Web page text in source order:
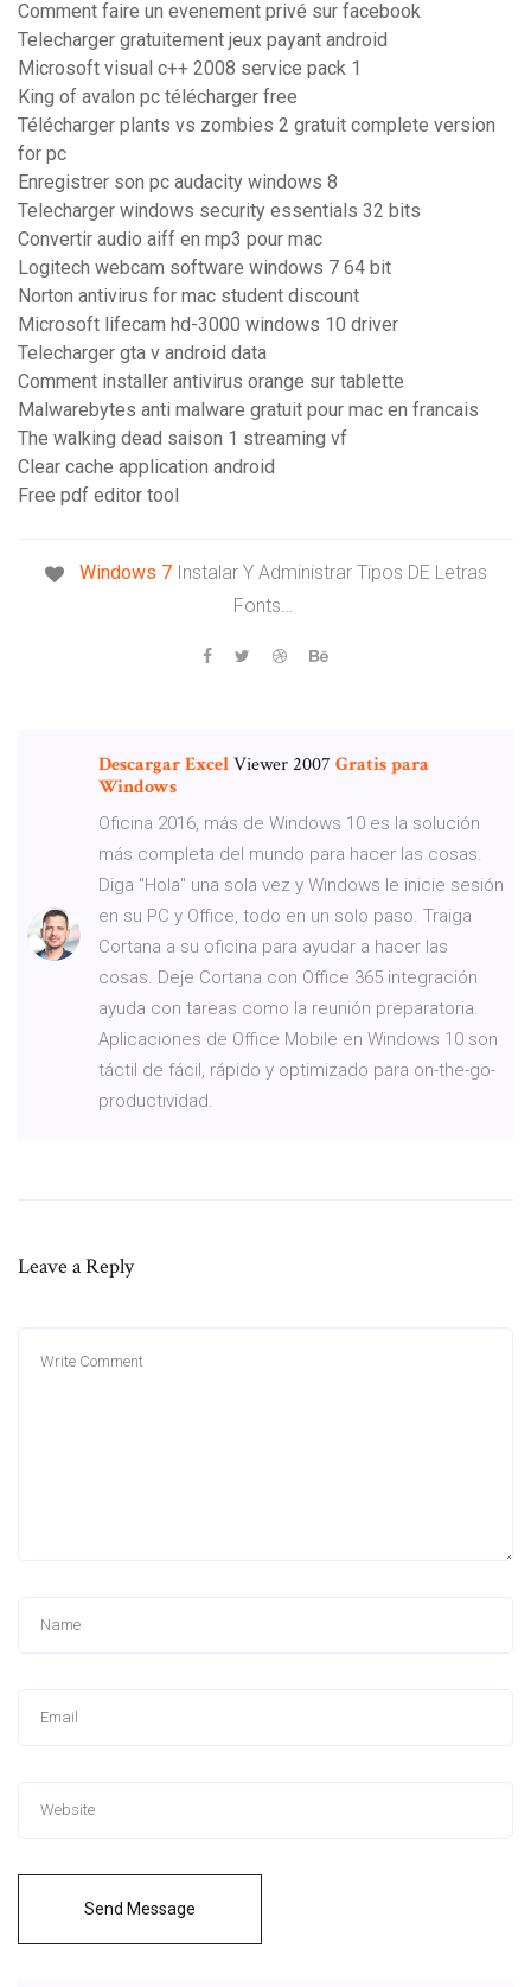
Comment faire un evenement privé sur facebook
Telecharger gratuitement jeux payant android
Microsoft visual c++ 2008 service pack 1
King of avalon pc télécharger free
Télécharger plants vs zombies 2 gratuit complete version
for pc
Enregistrer son pc audacity windows 8
Telecharger windows security essentials 32 bits
Convertir audio aiff en mp3 pour mac
Logitech webcam software windows 7 64 bit
Norton antivirus for mac student discount
Microsoft lifecam hd-3000 windows 10 driver
Telecharger gta v android data
Comment installer antivirus orange sur tablette
Malwarebytes anti malware gratuit pour mac en francais
The walking dead saison 1 streaming vf
Clear cache application android
Free pdf editor tool
Windows 7Instalar Y Administrar Tipos DE Letras
Fonts…
DescargarExcelViewer 2007 Gratispara
Windows
Oficina 2016, más de Windows 10 es la solución
más completa del mundo para hacer las cosas.
Diga "Hola" una sola vez y Windows le inicie sesión
en su PC y Office, todo en un solo paso. Traiga
Cortana a su oficina para ayudar a hacer las
cosas. Deje Cortana con Office 365 integración
ayuda con tareas como la reunión preparatoria.
Aplicaciones de Office Mobile en Windows 10 son
táctil de fácil, rápido y optimizado para on-the-go-
productividad.
Leave a Reply
Send Message